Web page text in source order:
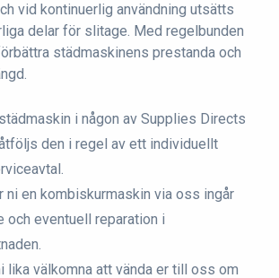
vid kontinuerlig användning utsätts
delar för slitage. Med regelbunden
städmaskinens prestanda och
i någon av Supplies Directs
den i regel av ett individuellt
ni en kombiskurmaskin via oss ingår
och eventuell reparation i
lika välkomna att vända er till oss om